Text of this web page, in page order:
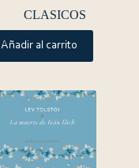
CLASICOS
Añadir al carrito